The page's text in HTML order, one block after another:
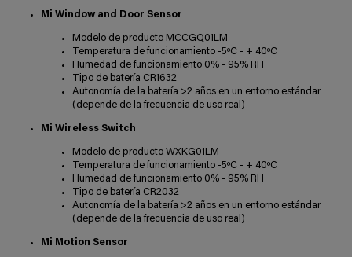
Mi Window and Door Sensor
Modelo de producto MCCGQ01LM
Temperatura de funcionamiento -5ºC - + 40ºC
Humedad de funcionamiento 0% - 95% RH
Tipo de batería CR1632
Autonomía de la batería >2 años en un entorno estándar
(depende de la frecuencia de uso real)
Mi Wireless Switch
Modelo de producto WXKG01LM
Temperatura de funcionamiento -5ºC - + 40ºC
Humedad de funcionamiento 0% - 95% RH
Tipo de batería CR2032
Autonomía de la batería >2 años en un entorno estándar
(depende de la frecuencia de uso real)
Mi Motion Sensor